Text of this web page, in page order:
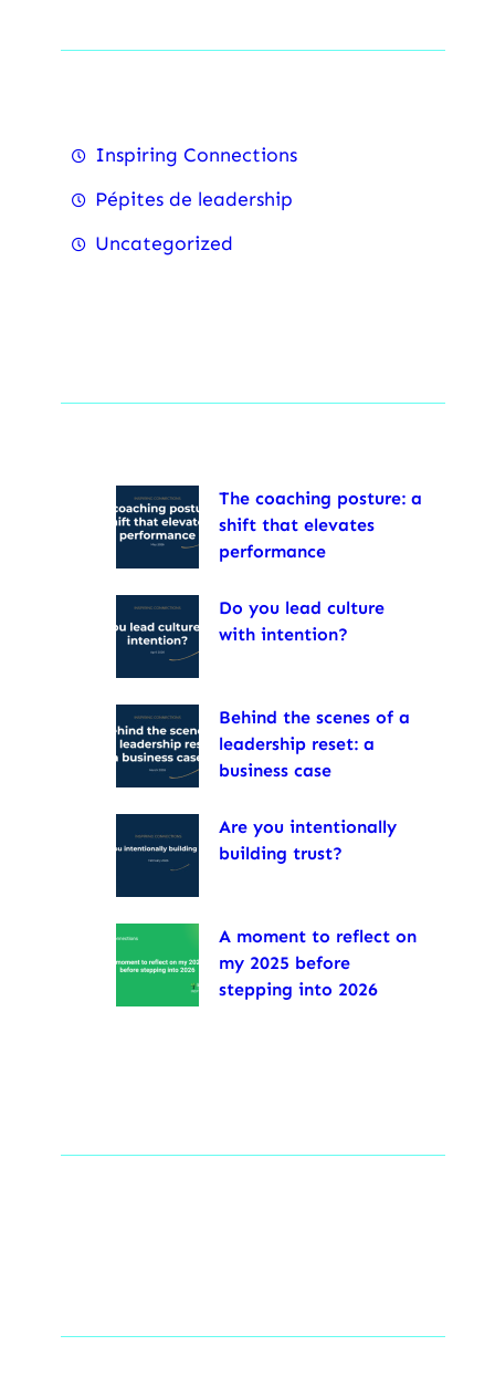
Inspiring Connections
⁠Pépites de leadership
Uncategorized
The coaching posture: a
shift that elevates
performance
Do you lead culture
with intention?
Behind the scenes of a
leadership reset: a
business case
Are you intentionally
building trust?
A moment to reflect on
my 2025 before
stepping into 2026